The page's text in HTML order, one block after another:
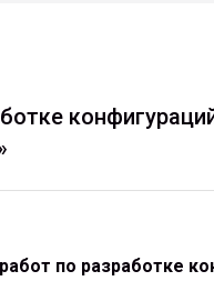
по разработке